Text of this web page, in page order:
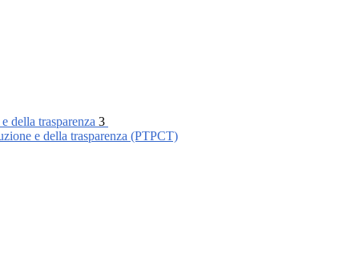
della trasparenza 3
e della trasparenza (PTPCT)